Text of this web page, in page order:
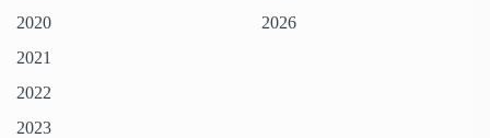
2020
2021
2022
2023
2026